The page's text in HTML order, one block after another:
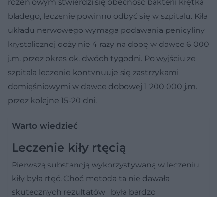
rdzeniowym stwierdzi się obecność bakterii krętka
bladego, leczenie powinno odbyć się w szpitalu. Kiła
układu nerwowego wymaga podawania penicyliny
krystalicznej dożylnie 4 razy na dobę w dawce 6 000
j.m. przez okres ok. dwóch tygodni. Po wyjściu ze
szpitala leczenie kontynuuje się zastrzykami
domięśniowymi w dawce dobowej 1 200 000 j.m.
przez kolejne 15-20 dni.
Warto wiedzieć
Leczenie kiły rtęcią
Pierwszą substancją wykorzystywaną w leczeniu
kiły była rtęć. Choć metoda ta nie dawała
skutecznych rezultatów i była bardzo